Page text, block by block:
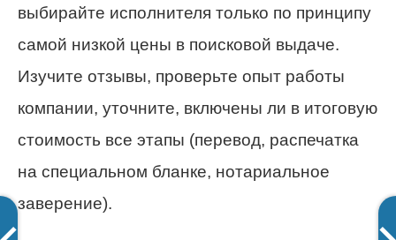
выбирайте исполнителя только по принципу
самой низкой цены в поисковой выдаче.
Изучите отзывы, проверьте опыт работы
компании, уточните, включены ли в итоговую
стоимость все этапы (перевод, распечатка
на специальном бланке, нотариальное
заверение).